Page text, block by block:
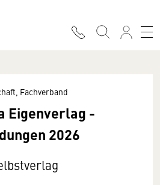
Fachverband
Eigenverlag -
2026